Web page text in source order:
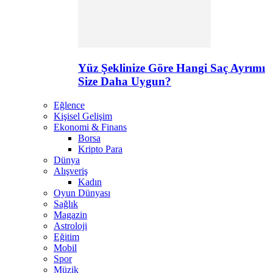
Yüz Şeklinize Göre Hangi Saç Ayrımı
Size Daha Uygun?
Eğlence
Kişisel Gelişim
Ekonomi & Finans
Borsa
Kripto Para
Dünya
Alışveriş
Kadın
Oyun Dünyası
Sağlık
Magazin
Astroloji
Eğitim
Mobil
Spor
Müzik